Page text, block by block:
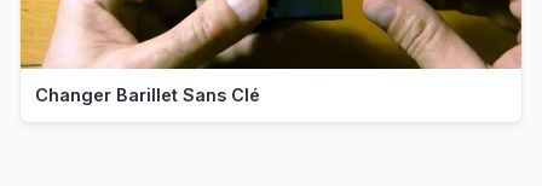
Changer Barillet Sans Clé